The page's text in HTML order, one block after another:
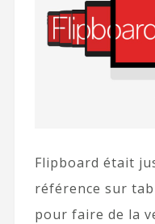
Flipboard était
référence sur
pour faire de la